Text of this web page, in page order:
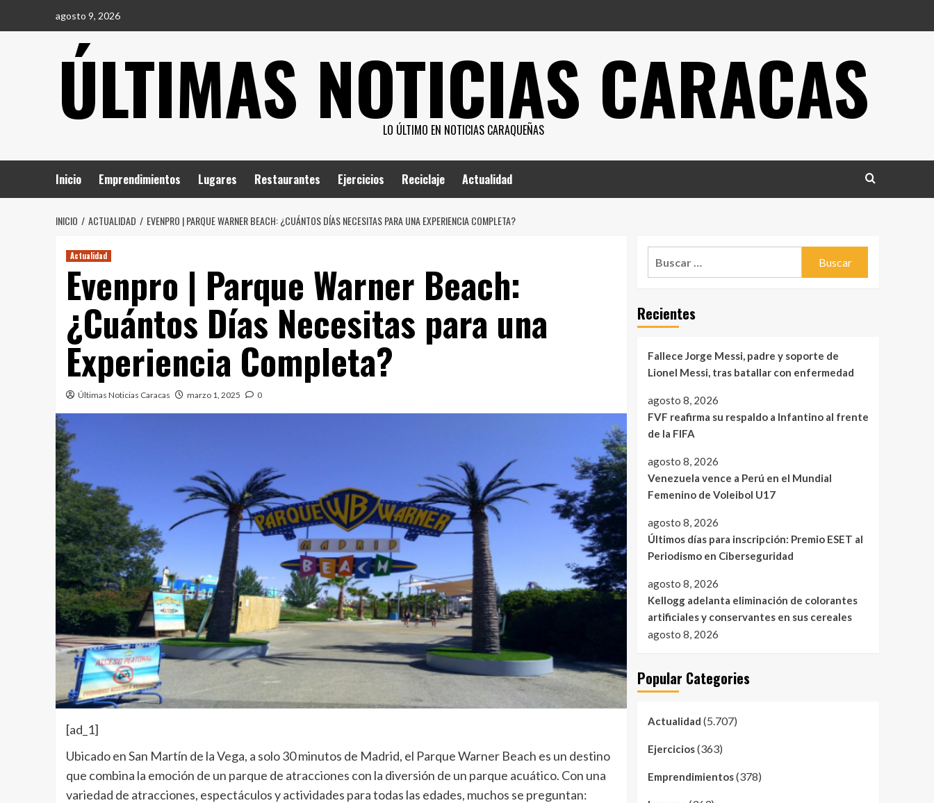
agosto 9, 2026
ÚLTIMAS NOTICIAS CARACAS
LO ÚLTIMO EN NOTICIAS CARAQUEÑAS
Inicio Emprendimientos Lugares Restaurantes Ejercicios Reciclaje Actualidad
INICIO ACTUALIDAD EVENPRO | PARQUE WARNER BEACH: ¿CUÁNTOS DÍAS NECESITAS PARA UNA EXPERIENCIA COMPLETA?
Actualidad
Evenpro | Parque Warner Beach:
¿Cuántos Días Necesitas para una
Experiencia Completa?
Últimas Noticias Caracas marzo 1, 2025 0
[ad_1]
Ubicado en San Martín de la Vega, a solo 30 minutos de Madrid, el Parque Warner Beach es un destino
que combina la emoción de un parque de atracciones con la diversión de un parque acuático. Con una
variedad de atracciones, espectáculos y actividades para todas las edades, muchos se preguntan:
Recientes
Fallece Jorge Messi, padre y soporte de
Lionel Messi, tras batallar con enfermedad
agosto 8, 2026
FVF reafirma su respaldo a Infantino al frente
de la FIFA
agosto 8, 2026
Venezuela vence a Perú en el Mundial
Femenino de Voleibol U17
agosto 8, 2026
Últimos días para inscripción: Premio ESET al
Periodismo en Ciberseguridad
agosto 8, 2026
Kellogg adelanta eliminación de colorantes
artificiales y conservantes en sus cereales
agosto 8, 2026
Popular Categories
Actualidad (5.707)
Ejercicios(363)
Emprendimientos(378)